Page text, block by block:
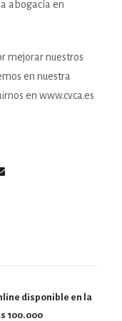
abogacía en
mejorar nuestros
en nuestra
en www.cvca.es
disponible en la
100.000